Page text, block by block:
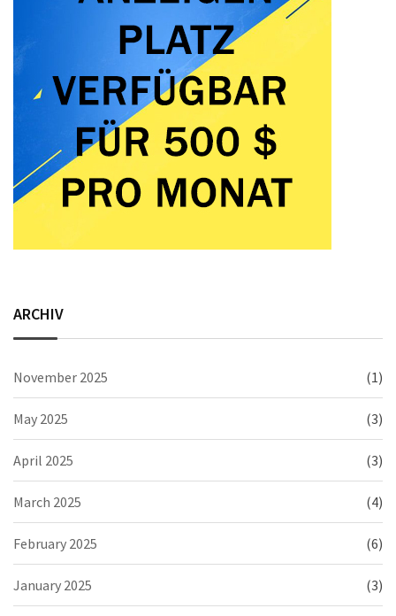
ARCHIV
November 2025 (1)
May 2025 (3)
April 2025 (3)
March 2025 (4)
February 2025 (6)
January 2025 (3)